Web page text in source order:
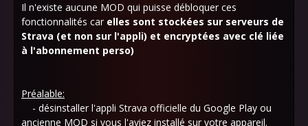
Il n'existe aucune MOD qui puisse débloquer ces
fonctionnalités car elles sont stockées sur serveurs de
Strava (et non sur l'appli) et encryptées avec clé liée
à l'abonnement perso)
Préalable:
- désinstaller l'appli Strava officielle du Google Play ou
ancienne MOD si vous l'aviez installé sur votre appareil.